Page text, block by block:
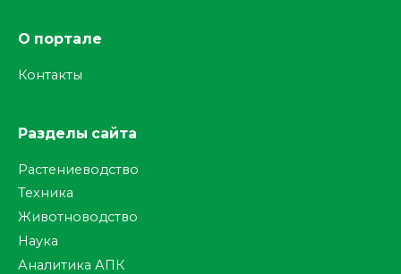
О портале
Контакты
Разделы сайта
Растениеводство
Техника
Животноводство
Наука
Аналитика АПК